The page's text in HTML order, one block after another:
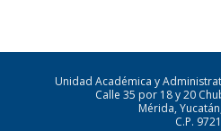
Unidad Académica y
Calle 35 por 18 y 20
Mérida,
C.P.